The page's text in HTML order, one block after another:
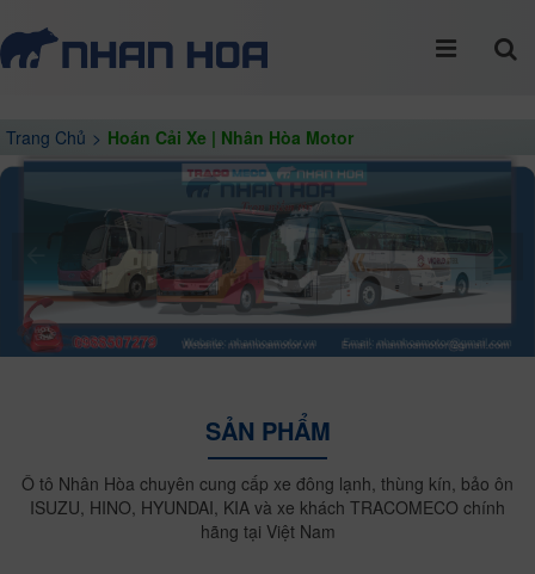
Trang Chủ Hoán Cải Xe | Nhân Hòa Motor
SẢN PHẨM
Ô tô Nhân Hòa chuyên cung cấp xe đông lạnh, thùng kín, bảo ôn
ISUZU, HINO, HYUNDAI, KIA và xe khách TRACOMECO chính
hãng tại Việt Nam